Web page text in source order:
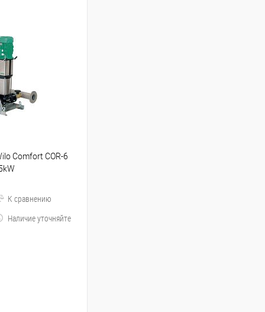
Comfort COR-6
К сравнению
Наличие уточняйте